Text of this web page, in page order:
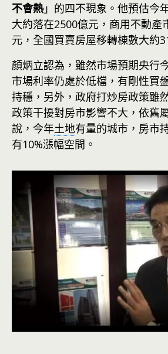
不會熱」的四不現象。他預估今
大約落在2500億元，商用不動產
元，全國買賣房屋移轉棟數大約
顏炳立認為，雖然市場預期央行
市場利率仍處於低檔，有剛性買
持穩，另外，政府打炒房政策雖
政策干擾對房市影響不大，依舊
說，今年土地有量的城市，房市
有10%漲幅空間。